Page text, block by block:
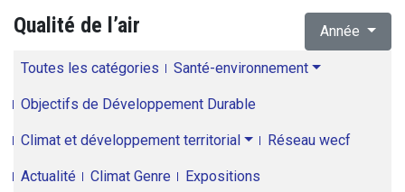
Qualité de l’air Année
Toutes les catégories Santé-environnement
Objectifs de Développement Durable
Climat et développement territorial Réseau wecf
Actualité Climat Genre Expositions